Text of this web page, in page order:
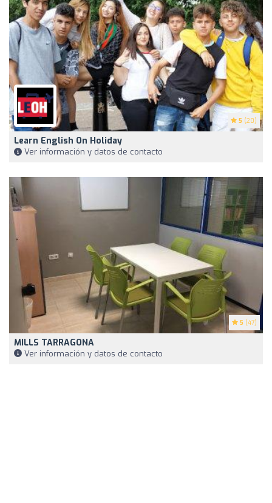
5 (20)
Learn English On Holiday
Ver información y datos de contacto
5 (47)
MILLS TARRAGONA
Ver información y datos de contacto